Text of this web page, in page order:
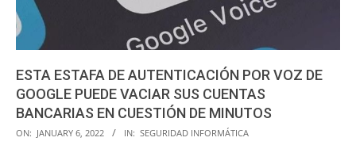
ESTA ESTAFA DE AUTENTICACIÓN POR VOZ DE
GOOGLE PUEDE VACIAR SUS CUENTAS
BANCARIAS EN CUESTIÓN DE MINUTOS
2022-
ON: JANUARY 6, 2022 IN: SEGURIDAD INFORMÁTICA